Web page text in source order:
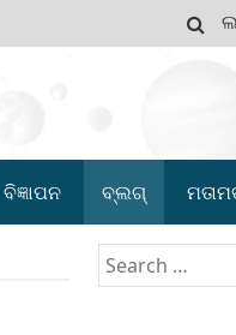
ବିଜ୍ଞାପନ ବ୍ଲଗ୍
Search
for: